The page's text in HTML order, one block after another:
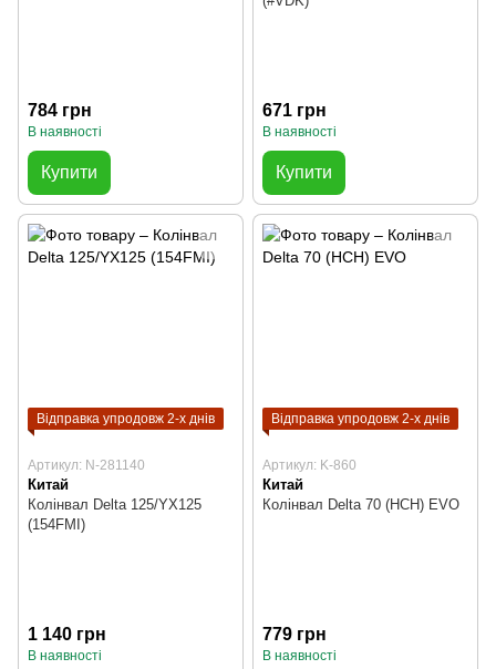
784 грн
В наявності
Купити
671 грн
В наявності
Купити
Відправка упродовж 2-х днів
Артикул: N-281140
Китай
Колінвал Delta 125/YX125
(154FMI)
1 140 грн
В наявності
Відправка упродовж 2-х днів
Артикул: K-860
Китай
Колінвал Delta 70 (HCH) EVO
779 грн
В наявності